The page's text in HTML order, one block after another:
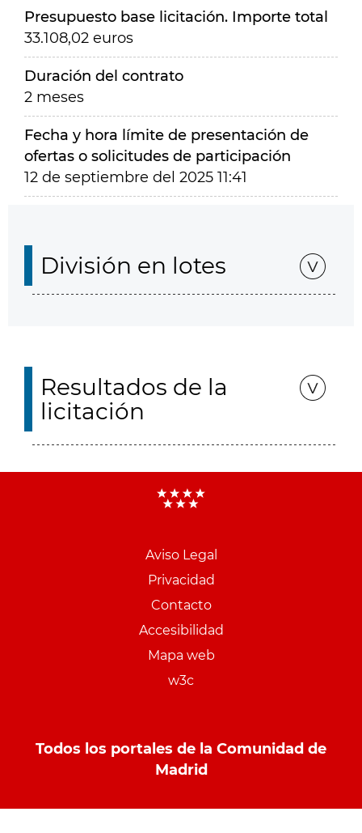
Presupuesto base licitación. Importe total
33.108,02 euros
Duración del contrato
2 meses
Fecha y hora límite de presentación de
ofertas o solicitudes de participación
12 de septiembre del 2025 11:41
División en lotes
Resultados de la
licitación
Aviso Legal
Privacidad
Contacto
Accesibilidad
Mapa web
w3c
Todos los portales de la Comunidad de
Madrid